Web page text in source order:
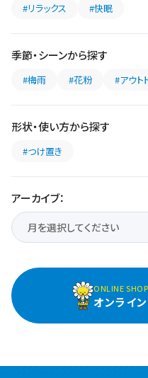
#リラックス
#快眠
季節・シーンから探す
#梅雨 #花粉 #アウト
形状・使い方から探す
#つけ置き
アーカイブ：
ONLINE SHOP
オンライ